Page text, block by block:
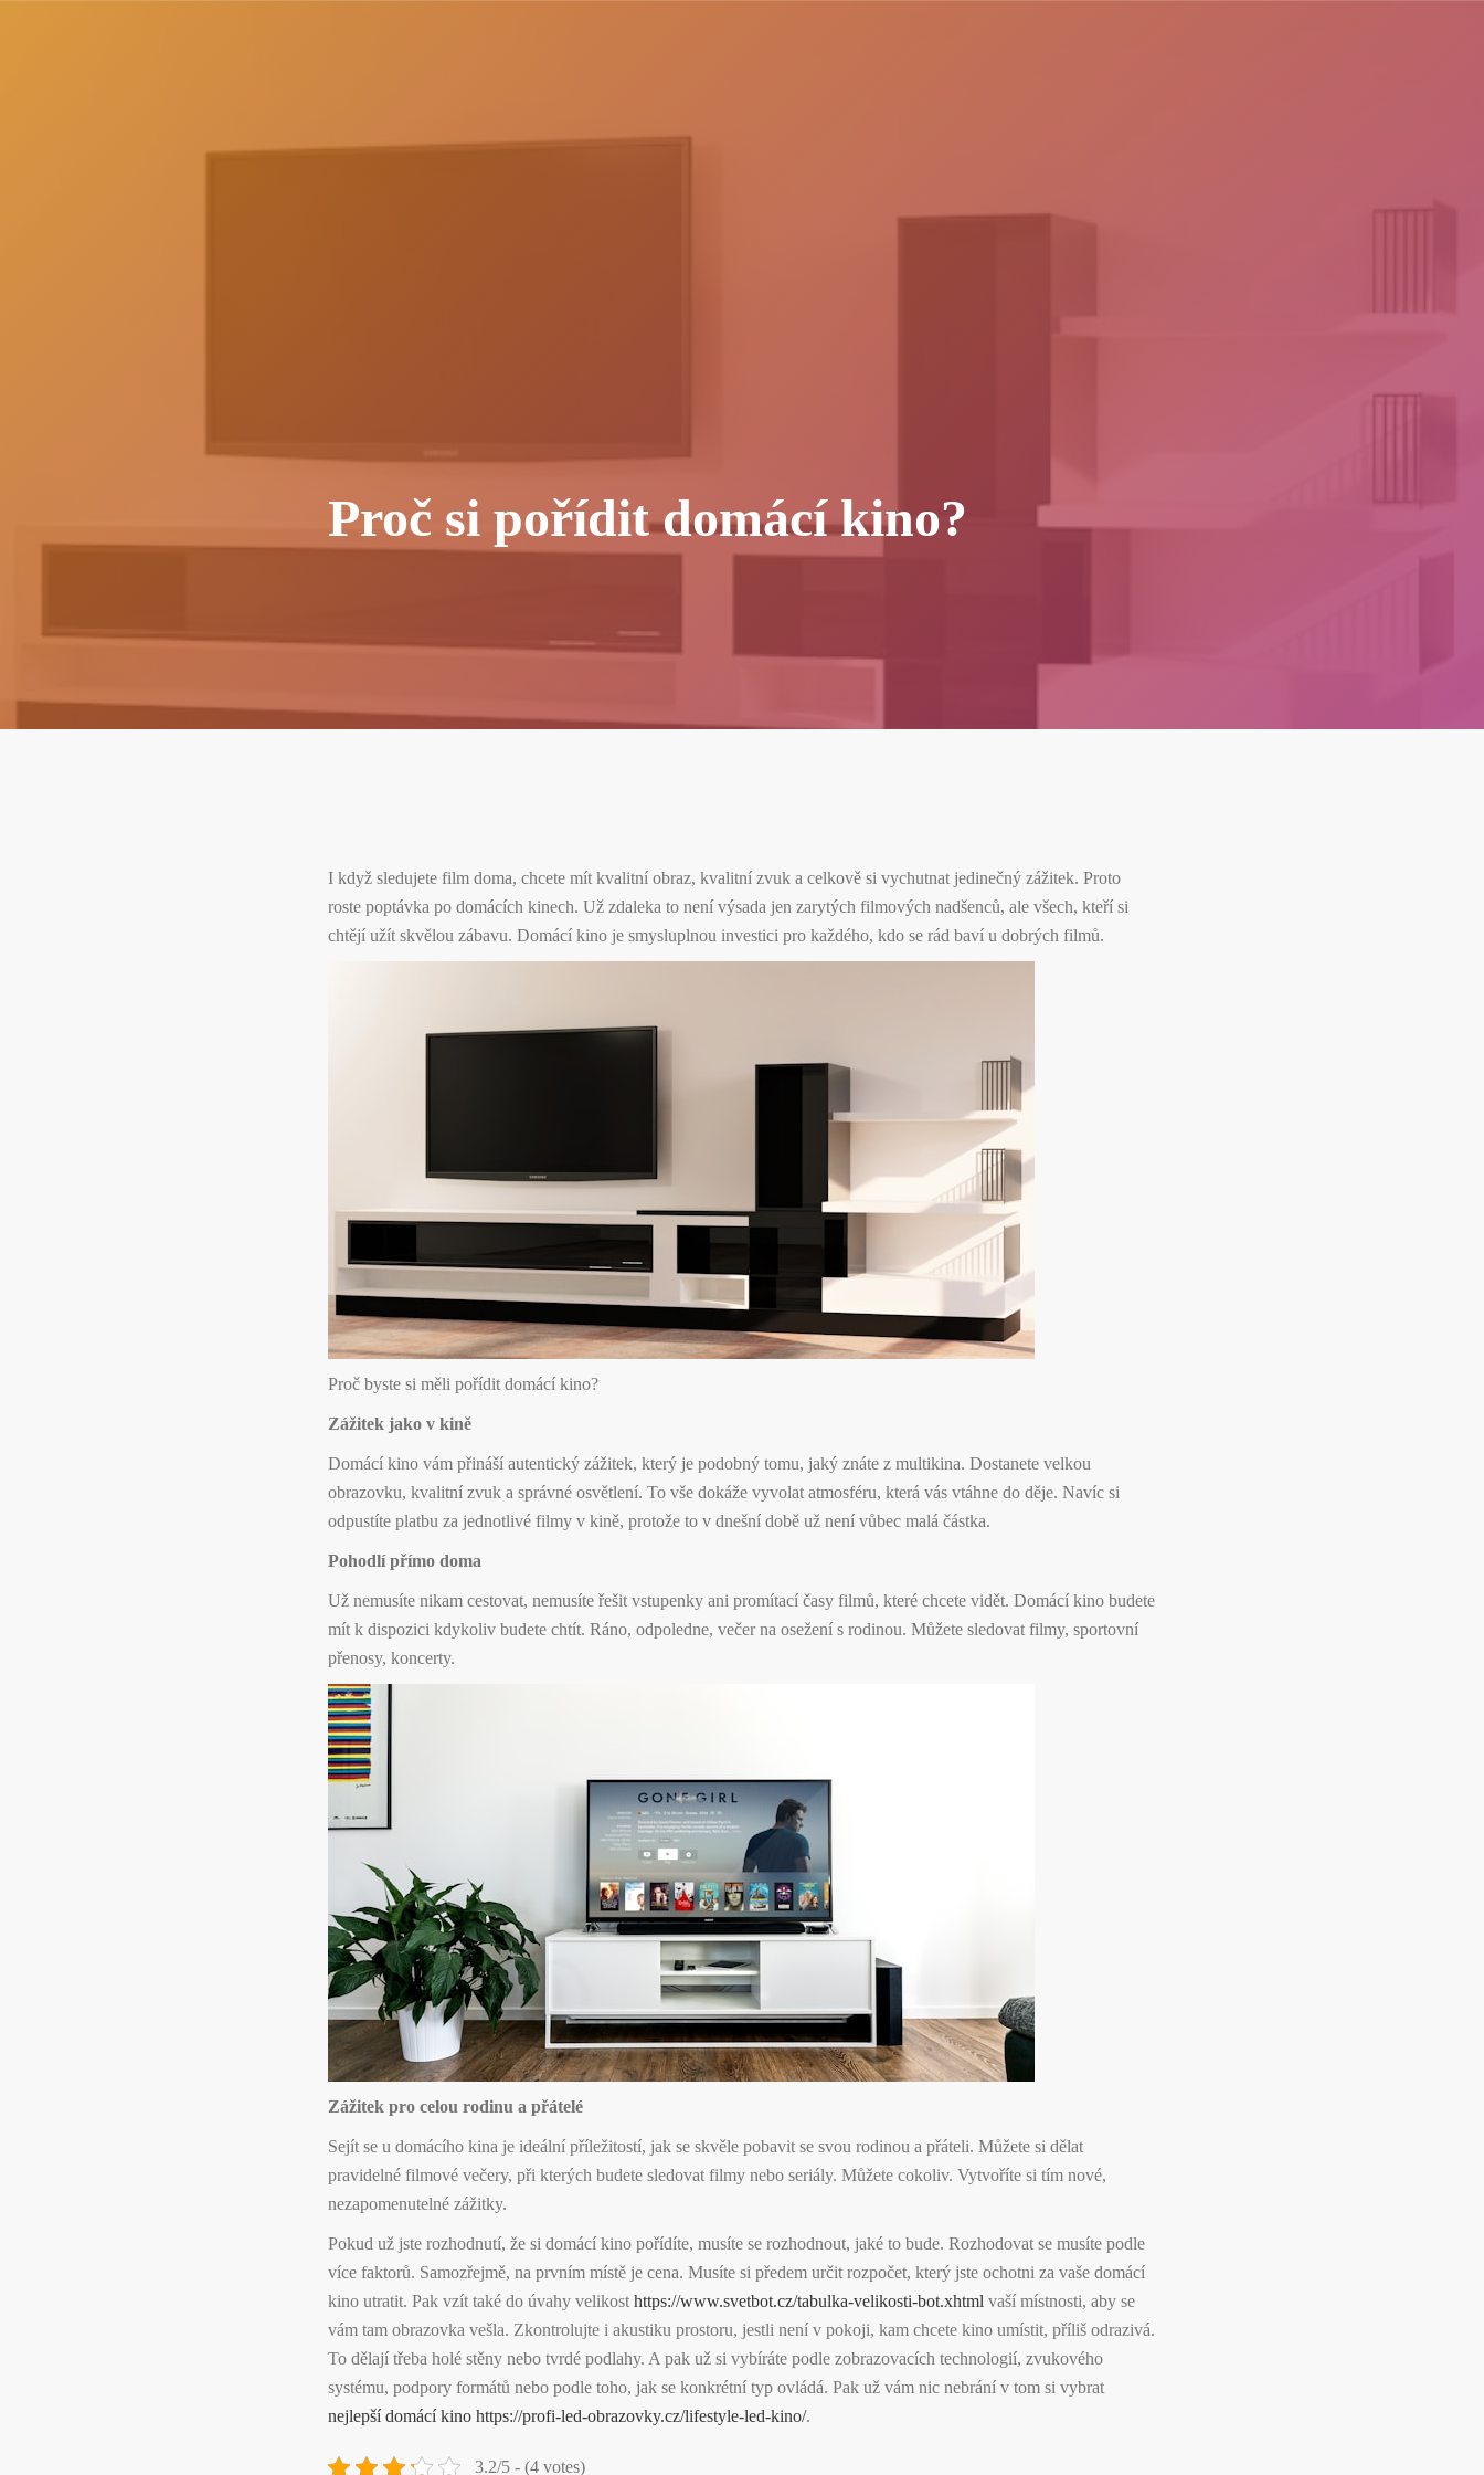
Proč si pořídit domácí kino?
I když sledujete film doma, chcete mít kvalitní obraz, kvalitní zvuk a celkově si vychutnat jedinečný zážitek. Proto
roste poptávka po domácích kinech. Už zdaleka to není výsada jen zarytých filmových nadšenců, ale všech, kteří si
chtějí užít skvělou zábavu. Domácí kino je smysluplnou investici pro každého, kdo se rád baví u dobrých filmů.
Proč byste si měli pořídit domácí kino?
Zážitek jako v kině
Domácí kino vám přináší autentický zážitek, který je podobný tomu, jaký znáte z multikina. Dostanete velkou
obrazovku, kvalitní zvuk a správné osvětlení. To vše dokáže vyvolat atmosféru, která vás vtáhne do děje. Navíc si
odpustíte platbu za jednotlivé filmy v kině, protože to v dnešní době už není vůbec malá částka.
Pohodlí přímo doma
Už nemusíte nikam cestovat, nemusíte řešit vstupenky ani promítací časy filmů, které chcete vidět. Domácí kino budete
mít k dispozici kdykoliv budete chtít. Ráno, odpoledne, večer na osežení s rodinou. Můžete sledovat filmy, sportovní
přenosy, koncerty.
Zážitek pro celou rodinu a přátelé
Sejít se u domácího kina je ideální příležitostí, jak se skvěle pobavit se svou rodinou a přáteli. Můžete si dělat
pravidelné filmové večery, při kterých budete sledovat filmy nebo seriály. Můžete cokoliv. Vytvoříte si tím nové,
nezapomenutelné zážitky.
Pokud už jste rozhodnutí, že si domácí kino pořídíte, musíte se rozhodnout, jaké to bude. Rozhodovat se musíte podle
více faktorů. Samozřejmě, na prvním místě je cena. Musíte si předem určit rozpočet, který jste ochotni za vaše domácí
kino utratit. Pak vzít také do úvahy velikost https://www.svetbot.cz/tabulka-velikosti-bot.xhtml vaší místnosti, aby se
vám tam obrazovka vešla. Zkontrolujte i akustiku prostoru, jestli není v pokoji, kam chcete kino umístit, příliš odrazivá.
To dělají třeba holé stěny nebo tvrdé podlahy. A pak už si vybíráte podle zobrazovacích technologií, zvukového
systému, podpory formátů nebo podle toho, jak se konkrétní typ ovládá. Pak už vám nic nebrání v tom si vybrat
nejlepší domácí kino https://profi-led-obrazovky.cz/lifestyle-led-kino/.
3.2/5 - (4 votes)